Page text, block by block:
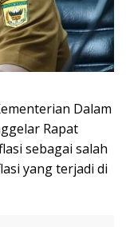
Dalam
Rapat
sebagai salah
yang terjadi di